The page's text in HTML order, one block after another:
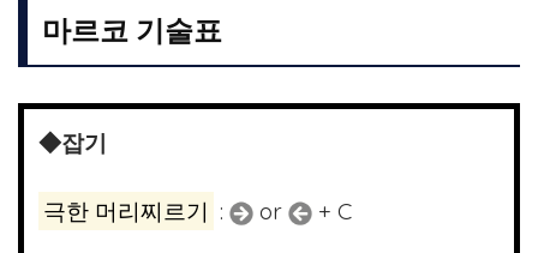
마르코 기술표
◆잡기
극한 머리찌르기 : or + C